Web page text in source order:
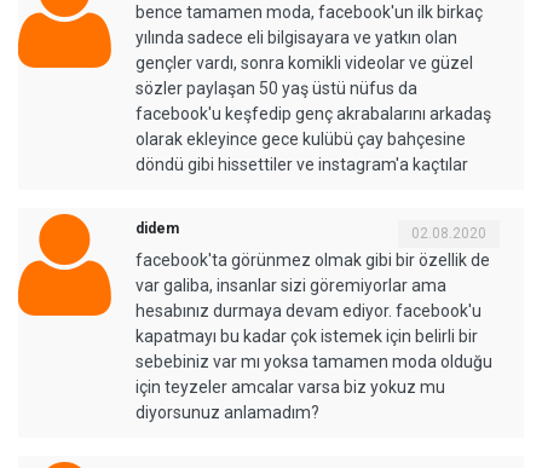
bence tamamen moda, facebook'un ilk birkaç
yılında sadece eli bilgisayara ve yatkın olan
gençler vardı, sonra komikli videolar ve güzel
sözler paylaşan 50 yaş üstü nüfus da
facebook'u keşfedip genç akrabalarını arkadaş
olarak ekleyince gece kulübü çay bahçesine
döndü gibi hissettiler ve instagram'a kaçtılar
didem 02.08.2020
facebook'ta görünmez olmak gibi bir özellik de
var galiba, insanlar sizi göremiyorlar ama
hesabınız durmaya devam ediyor. facebook'u
kapatmayı bu kadar çok istemek için belirli bir
sebebiniz var mı yoksa tamamen moda olduğu
için teyzeler amcalar varsa biz yokuz mu
diyorsunuz anlamadım?